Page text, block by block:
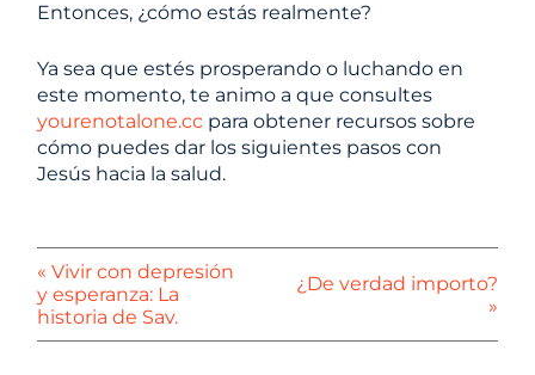
Entonces, ¿cómo estás realmente?
Ya sea que estés prosperando o luchando en
este momento, te animo a que consultes
yourenotalone.cc para obtener recursos sobre
cómo puedes dar los siguientes pasos con
Jesús hacia la salud.
« Vivir con depresión
y esperanza: La
historia de Sav.
¿De verdad importo?
»